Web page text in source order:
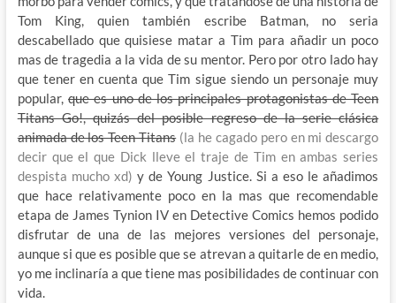
Tom King, quien también escribe Batman, no seria
descabellado que quisiese matar a Tim para añadir un poco
mas de tragedia a la vida de su mentor. Pero por otro lado hay
que tener en cuenta que Tim sigue siendo un personaje muy
popular,que es uno de los principales protagonistas de Teen
Titans Go!, quizás del posible regreso de la serie clásica
animada de los Teen Titans (la he cagado pero en mi descargo
decir que el que Dick lleve el traje de Tim en ambas series
despista mucho xd) y de Young Justice. Si a eso le añadimos
que hace relativamente poco en la mas que recomendable
etapa de James Tynion IV en Detective Comics hemos podido
disfrutar de una de las mejores versiones del personaje,
aunque si que es posible que se atrevan a quitarle de en medio,
yo me inclinaría a que tiene mas posibilidades de continuar con
vida.